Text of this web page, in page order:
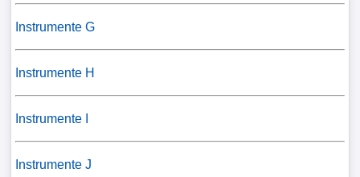
Instrumente G
Instrumente H
Instrumente I
Instrumente J